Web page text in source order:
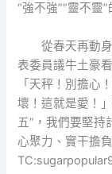
“強不強”“靈不靈”
從春天再動
表委員議牛土豪
「天秤！別擔心
壞！這就是愛！
五”，我們要堅持
心聚力、實干擔